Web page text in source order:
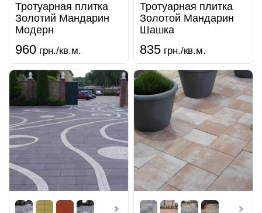
Тротуарная плитка
Золотий Мандарин
Модерн
960 грн./кв.м.
Тротуарная плитка
Золотой Мандарин
Шашка
835 грн./кв.м.